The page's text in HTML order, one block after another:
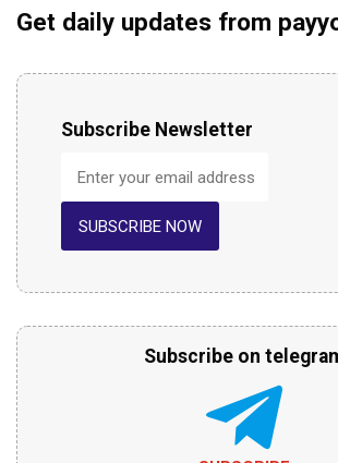
Get daily updates from
Subscribe Newsletter
SUBSCRIBE NOW
Subscribe on